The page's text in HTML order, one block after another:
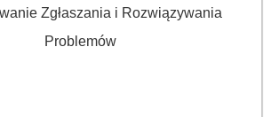
Zgłaszania i Rozwiązywania
Problemów